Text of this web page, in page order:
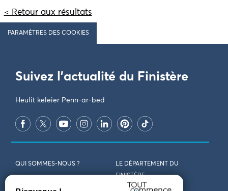
< Retour aux résultats
PARAMÈTRES DES COOKIES
Suivez l'actualité du Finistère
Heulit keleier Penn-ar-bed
QUI SOMMES-NOUS ?
LE DÉPARTEMENT DU
FINISTÈRE